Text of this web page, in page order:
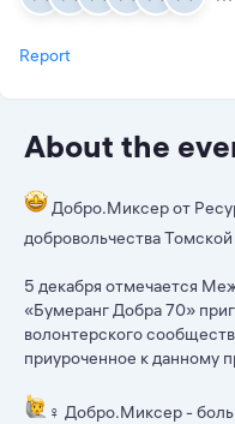
Report
About the
Добро.Миксер от
добровольчества
5 декабря отмечается
«Бумеранг Добра 70»
волонтерского
приуроченное к данному
‍♀ Добро.Миксер -